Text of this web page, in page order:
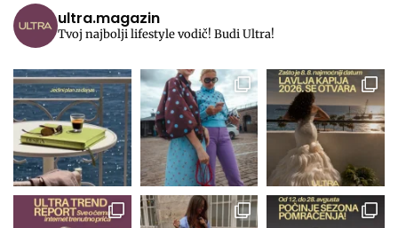
ultra.magazin
Tvoj najbolji lifestyle vodič! Budi Ultra!